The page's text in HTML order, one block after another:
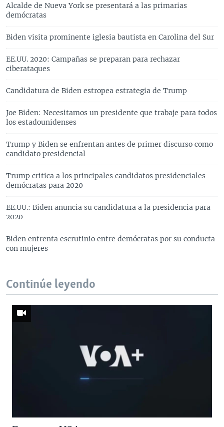
Alcalde de Nueva York se presentará a las primarias
demócratas
Biden visita prominente iglesia bautista en Carolina del Sur
EE.UU. 2020: Campañas se preparan para rechazar
ciberataques
Candidatura de Biden estropea estrategia de Trump
Joe Biden: Necesitamos un presidente que trabaje para todos
los estadounidenses
Trump y Biden se enfrentan antes de primer discurso como
candidato presidencial
Trump critica a los principales candidatos presidenciales
demócratas para 2020
EE.UU.: Biden anuncia su candidatura a la presidencia para
2020
Biden enfrenta escrutinio entre demócratas por su conducta
con mujeres
Continúe leyendo